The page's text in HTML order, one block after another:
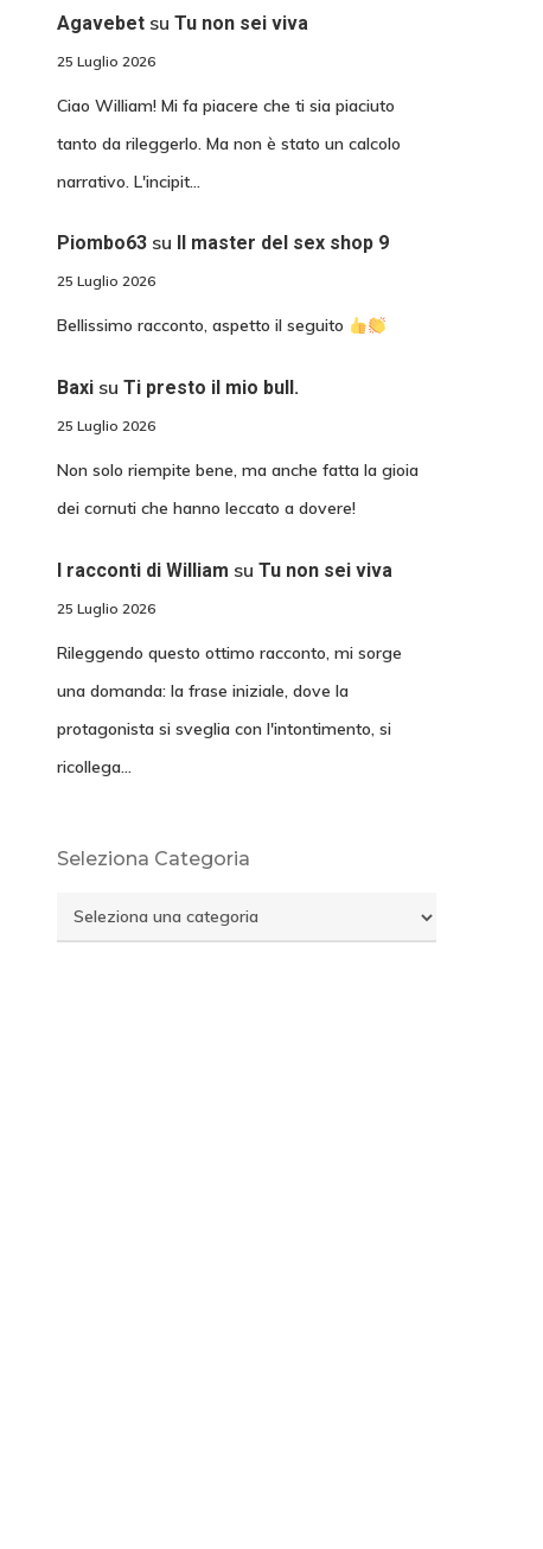
Agavebetsu Tu non sei viva
25 Luglio 2026
Ciao William! Mi fa piacere che ti sia piaciuto
tanto da rileggerlo. Ma non è stato un calcolo
narrativo. L'incipit…
Piombo63su Il master del sex shop 9
25 Luglio 2026
Bellissimo racconto, aspetto il seguito
Baxisu Ti presto il mio bull.
25 Luglio 2026
Non solo riempite bene, ma anche fatta la gioia
dei cornuti che hanno leccato a dovere!
I racconti di William su Tu non sei viva
25 Luglio 2026
Rileggendo questo ottimo racconto, mi sorge
una domanda: la frase iniziale, dove la
protagonista si sveglia con l'intontimento, si
ricollega…
Seleziona Categoria
Seleziona
Categoria